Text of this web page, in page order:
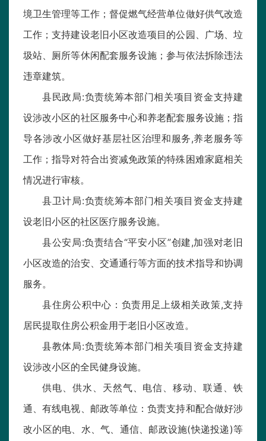
境卫生管理等工作；督促燃气经营单位做好供气改造
工作；支持建设老旧小区改造项目的公园、广场、垃
圾站、厕所等休闲配套服务设施；参与依法拆除违法
违章建筑。
县民政局:负责统筹本部门相关项目资金支持建
设涉改小区的社区服务中心和养老配套服务设施；指
导各涉改小区做好基层社区治理和服务,养老服务等
工作；指导对符合出资减免政策的特殊困难家庭相关
情况进行审核。
县卫计局:负责统筹本部门相关项目资金支持建
设老旧小区的社区医疗服务设施。
县公安局:负责结合“平安小区”创建,加强对老旧
小区改造的治安、交通通行等方面的技术指导和协调
服务。
县住房公积中心：负责用足上级相关政策,支持
居民提取住房公积金用于老旧小区改造。
县教体局:负责统筹本部门相关项目资金支持建
设涉改小区的全民健身设施。
供电、供水、天然气、电信、移动、联通、铁
通、有线电视、邮政等单位：负责支持和配合做好涉
改小区的电、水、气、通信、邮政设施(快递投递)等